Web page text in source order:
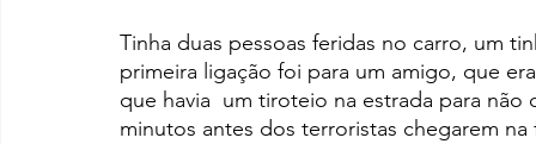
Tinha duas pessoas feridas no carro, um
primeira ligação foi para um amigo, que
que havia  um tiroteio na estrada para
minutos antes dos terroristas chegarem na